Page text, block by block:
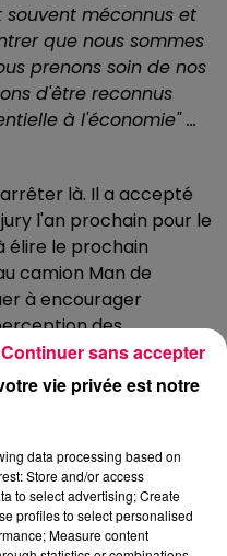
souvent méconnus et
que nous sommes
prenons soin de nos
d'être reconnus
à l'économie" ...
là. Il a accepté
l'an prochain pour le
élire le prochain
camion Man de
à encourager
des
vie privée est notre
data processing based on
Store and/or access
to select advertising; Create
profiles to select personalised
Measure content
Continuer sans accepter